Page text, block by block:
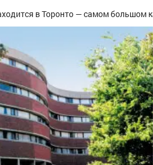
в Торонто — самом большом